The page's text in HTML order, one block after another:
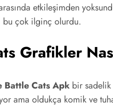
etkileşimden
bu çok ilginç olurdu.
Grafikler
Battle Cats Apk bir sadelik
ama oldukça komik ve